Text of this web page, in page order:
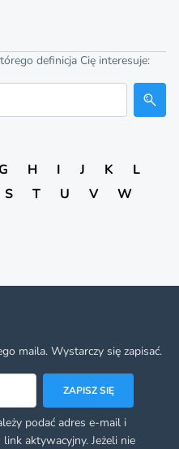
definicja Cię interesuje:
H I J K
L
S T U V
W
maila. Wystarczy się zapisać.
ZAPISZ SIĘ
podać adres e-mail i
aktywacyjny. Jeżeli nie